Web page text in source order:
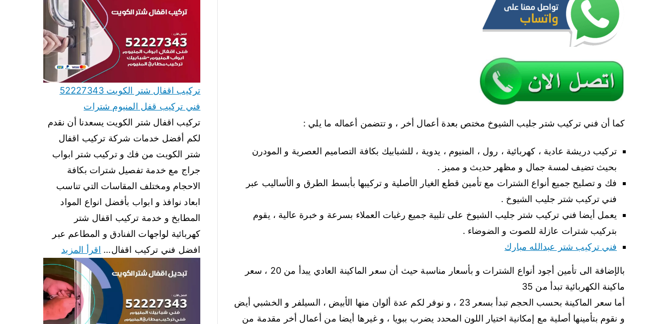
كما أن فني تركيب شتر جليب الشيوخ مختص بعدة أعمال أخر ، و تتضمن أعماله ما يلي :
تركيب دريشة عادية ، كهربائية ، رول ، المنيوم ، يدوية ، للشبابيك بكافة التصاميم العصرية و المودرن
بحيث تضيف لمسة جمال و مظهر حديث و مميز .
فك و تصليح جميع أنواع الشترات مع تأمين قطع الغيار الأصلية و تركيبها بأبسط الطرق و الأساليب عبر
فني تركيب شتر جليب الشيوخ .
يعمل أيضا فني تركيب شتر جليب الشيوخ على تلبية جميع رغبات العملاء بسرعة و خبرة عالية ، يقوم
بتركيب شترات عازلة للصوت و الضوضاء .
فني تركيب شتر عبدالله مبارك
بالإضافة الى تأمين أجود أنواع الشترات و بأسعار مناسبة حيث أن سعر الماكينة العادي يبدأ من 20 ، سعر
ماكينة الكهربائية تبدأ من 35
أما سعر الماكينة بحسب الحجم تبدأ بسعر 23 ، و نوفر لكم عدة ألوان منها الأبيض ، السيلفر و الخشبي أيض
و نقوم بتأمينها أصلية مع إمكانية اختيار اللون المحدد يضرب ببويا ، و غيرها أيضا من أعمال أخر مقدمة من
تركيب اقفال شتر الكويت 52227343
فني تركيب قفل المنيوم شترات
تركيب اقفال شتر الكويت يسعدنا أن نقدم
لكم أفضل خدمات شركة تركيب اقفال
شتر الكويت من فك و تركيب شتر ابواب
جراج مع خدمة تفصيل شترات بكافة
الاحجام ومختلف المقاسات التي تناسب
ابعاد نوافذ و ابواب بأفضل انواع المواد
المطابخ و خدمة تركيب اقفال شتر
كهربائية لواجهات الفنادق و المطاعم عبر
افضل فني تركيب اقفال… اقرأ المزيد